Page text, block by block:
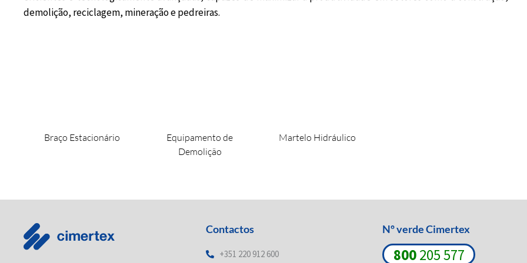
demolição, reciclagem, mineração e pedreiras.
Braço Estacionário
Equipamento de
Demolição
Martelo Hidráulico
Contactos
+351 220 912 600
Nº verde Cimertex
800205 577